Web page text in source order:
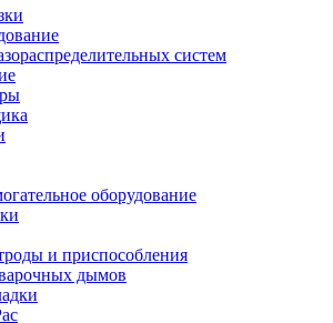
систем
оборудование
и приспособления
дымов